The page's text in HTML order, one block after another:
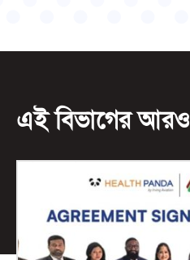
এই বিভাগের আরও